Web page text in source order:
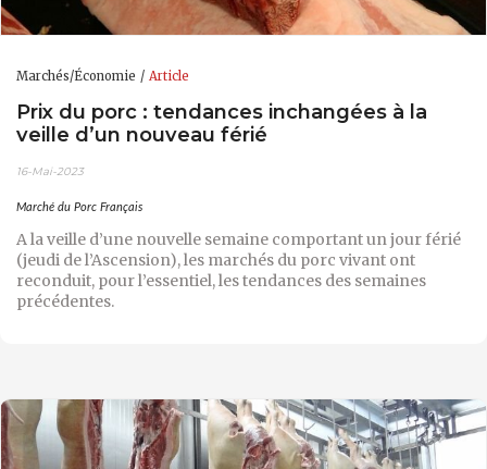
Marchés/Économie Article
Prix du porc : tendances inchangées à la
veille d’un nouveau férié
16-Mai-2023
Marché du Porc Français
A la veille d’une nouvelle semaine comportant un jour férié
(jeudi de l’Ascension), les marchés du porc vivant ont
reconduit, pour l’essentiel, les tendances des semaines
précédentes.